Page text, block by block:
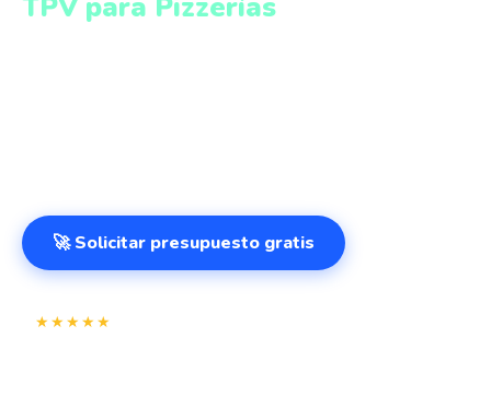
TPV para Pizzerías
🚀 Solicitar presupuesto gratis
★★★★★